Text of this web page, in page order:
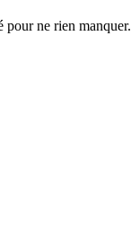
pour ne rien manquer.